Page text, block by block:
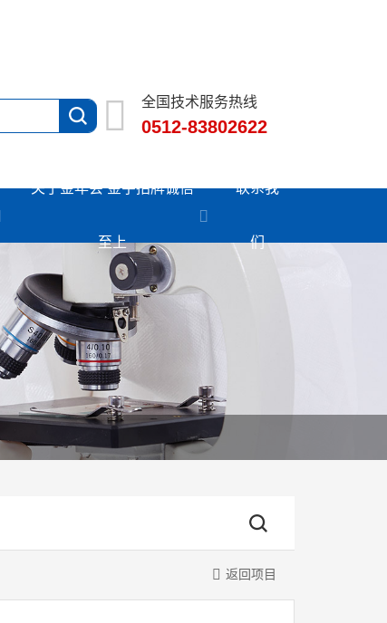
全国技术服务热线
0512-83802622
关于金年会 金字招牌诚信
至上
联系我
们
返回项目